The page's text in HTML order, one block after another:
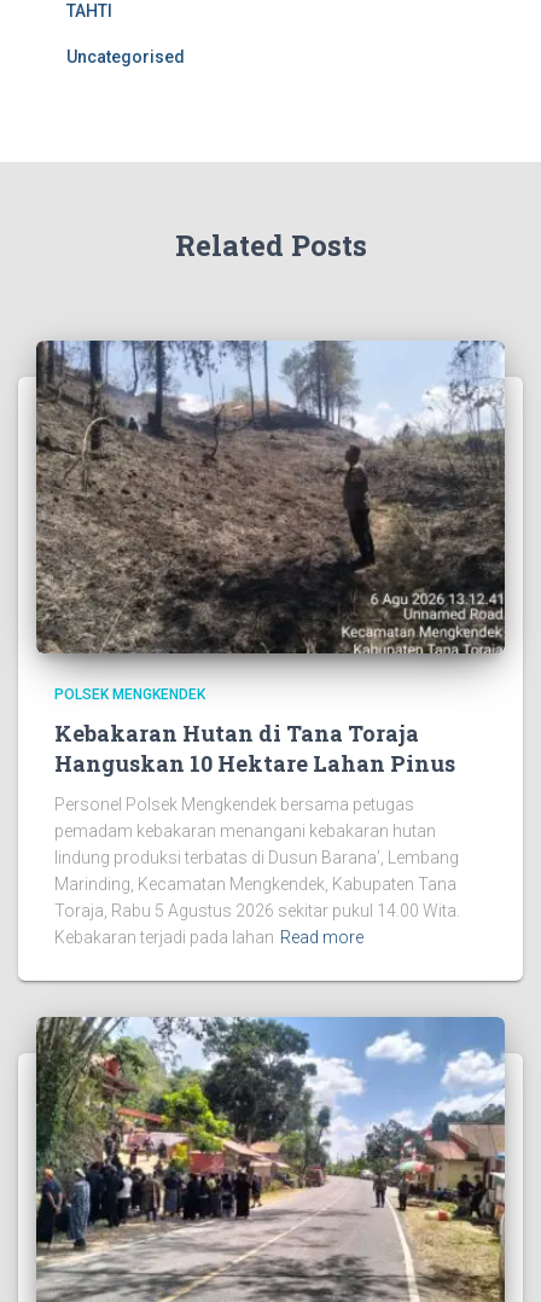
TAHTI
Uncategorised
Related Posts
POLSEK MENGKENDEK
Kebakaran Hutan di Tana Toraja
Hanguskan 10 Hektare Lahan Pinus
Personel Polsek Mengkendek bersama petugas
pemadam kebakaran menangani kebakaran hutan
lindung produksi terbatas di Dusun Barana’, Lembang
Marinding, Kecamatan Mengkendek, Kabupaten Tana
Toraja, Rabu 5 Agustus 2026 sekitar pukul 14.00 Wita.
Kebakaran terjadi pada lahan Read more